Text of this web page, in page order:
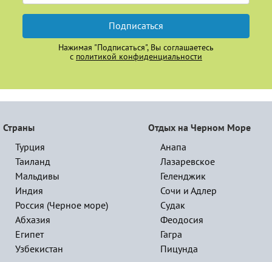
Подписаться
Нажимая "Подписаться", Вы соглашаетесь
с политикой конфиденциальности
Страны
Турция
Таиланд
Мальдивы
Индия
Россия (Черное море)
Абхазия
Египет
Узбекистан
Отдых на Черном Море
Анапа
Лазаревское
Геленджик
Сочи и Адлер
Судак
Феодосия
Гагра
Пицунда